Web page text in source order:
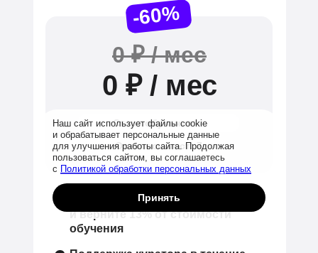
Оформите налоговый вычет
и верните13%от стоимости
обучения
0 ₽ / мес
0 ₽ / мес
Осталось мест:7
Старт обучения:–
-60%
Принять
Наш сайт использует файлы cookie
и обрабатывает персональные данные
для улучшения работы сайта. Продолжая
пользоваться сайтом, вы соглашаетесь
с Политикой обработки персональных данных